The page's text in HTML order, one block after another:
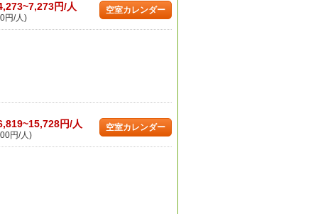
円/人
円/人)
空室カレンダー
円/人
円/人)
空室カレンダー